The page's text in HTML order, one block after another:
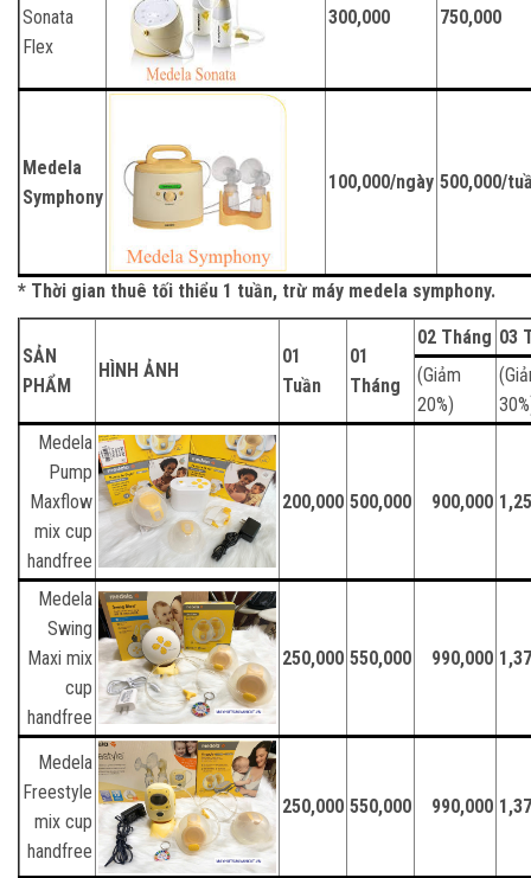
Sonata
Flex
300,000 750,000
Medela
Symphony
100,000/ngày 500,000/
* Thời gian thuê tối thiểu 1 tuần, trừ máy medela symphony.
SẢN
PHẨM
HÌNH ẢNH
01
Tuần
01
Tháng
02 Tháng 03
(Giảm
20%)
Medela
Pump
Maxflow
mix cup
handfree
200,000 500,000 900,000
Medela
Swing
Maxi mix
cup
handfree
250,000 550,000 990,000
Medela
Freestyle
mix cup
handfree
250,000 550,000 990,000